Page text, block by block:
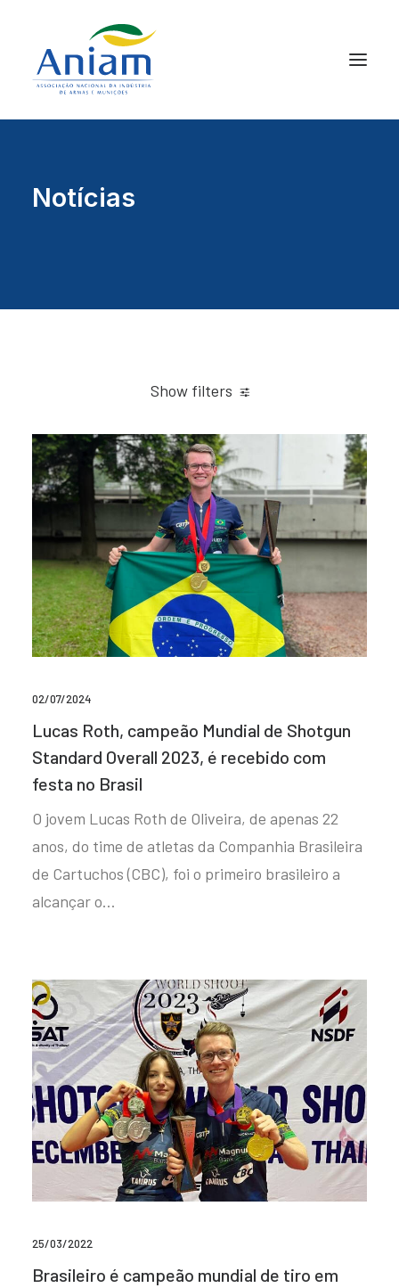
Notícias
Show filters
02/07/2024
Lucas Roth, campeão Mundial de Shotgun
Standard Overall 2023, é recebido com
festa no Brasil
O jovem Lucas Roth de Oliveira, de apenas 22
anos, do time de atletas da Companhia Brasileira
de Cartuchos (CBC), foi o primeiro brasileiro a
alcançar o…
25/03/2022
Brasileiro é campeão mundial de tiro em